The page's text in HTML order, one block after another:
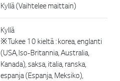
Kyllä (Vaihtelee maittain)
Kyllä
※ Tukee 10 kieltä : korea, englanti
(USA, Iso-Britannia, Australia,
Kanada), saksa, italia, ranska,
espanja (Espanja, Meksiko),